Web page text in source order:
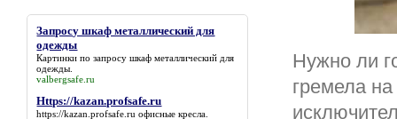
Нужно ли
гремела
Запросу шкаф металлический для
одежды
Картинки позапросу шкаф металлический для
одежды
valbergsafe.ru
Https://kazan.profsafe.ru
https://kazan.profsafe.ru офисные кресла.